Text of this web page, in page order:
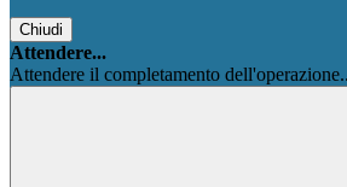
Chiudi
Attendere...
Attendere il completamento